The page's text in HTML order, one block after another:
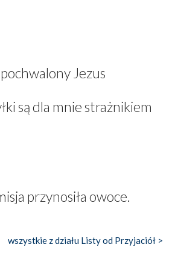
Jezus
są dla mnie strażnikiem
przynosiła owoce.
wszystkie z działu Listy od Przyjaciół >